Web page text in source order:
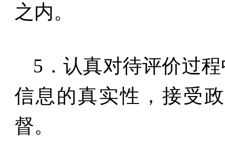
之内。
5 ．认真对待评价过
信息的真实性，接受
督。